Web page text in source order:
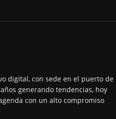
digital, con sede en el puerto de
generando tendencias, hoy
con un alto compromiso